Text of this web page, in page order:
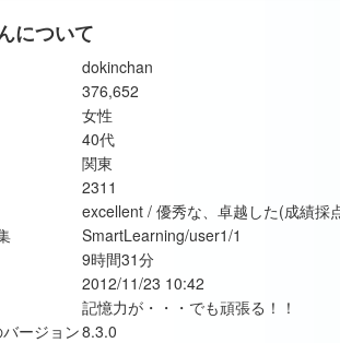
について
dokinchan
376,652
女性
40代
関東
2311
excellent / 優秀な、卓越した(成績採
SmartLearning/user1/1
9時間31分
2012/11/23 10:42
記憶力が・・・でも頑張る！！
ージョン8.3.0